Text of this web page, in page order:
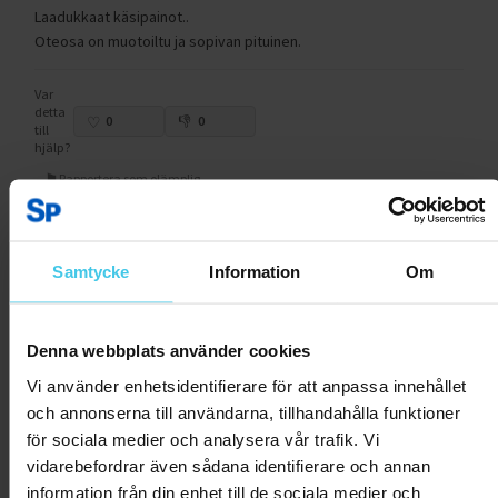
Samtycke Information Om
Denna webbplats använder cookies
Vi använder enhetsidentifierare för att anpassa innehållet
och annonserna till användarna, tillhandahålla funktioner
för sociala medier och analysera vår trafik. Vi
vidarebefordrar även sådana identifierare och annan
information från din enhet till de sociala medier och
Laadukkaat käsipainot..
Oteosa on muotoiltu ja sopivan pituinen.
Var
detta
till
hjälp?
0 0
Rapportera som olämplig
Andra har även tittat på:
RABATT 61 %